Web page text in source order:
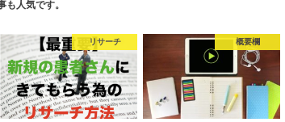
も人気です。
リサーチ 概要欄